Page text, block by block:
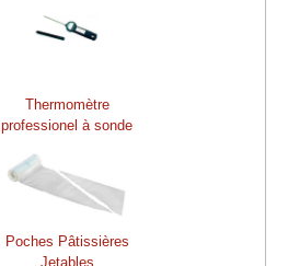
Thermomètre
professionel à sonde
Poches Pâtissières
Jetables